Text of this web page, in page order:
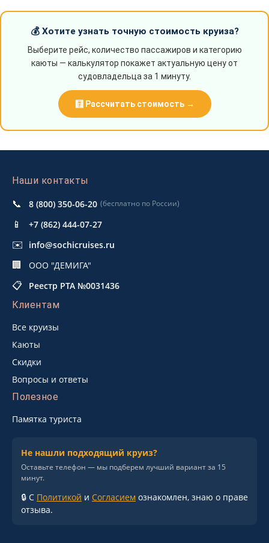
💰 Хотите узнать точную стоимость круиза?
Выберите рейс, количество пассажиров и категорию
каюты — калькулятор покажет актуальную цену от
судовладельца за 1 минуту.
🧮 Рассчитать стоимость →
Наши контакты
📞 8 (800) 350-06-20 (бесплатно по России)
📱 +7 (862) 444-07-27
✉️ info@sochicruises.ru
🏢 ООО "ДЕМИГА"
📋
Реестр РТА №0031436
Клиентам
Все круизы
Каюты
Скидки
Вопросы и ответы
Полезное
Памятка туриста
Не нашли подходящий круиз?
Оставьте телефон — мы подберем лучший вариант за 15
минут.
🔒 С Политикой и Согласием ознакомлен, знаю о праве
отзыва.